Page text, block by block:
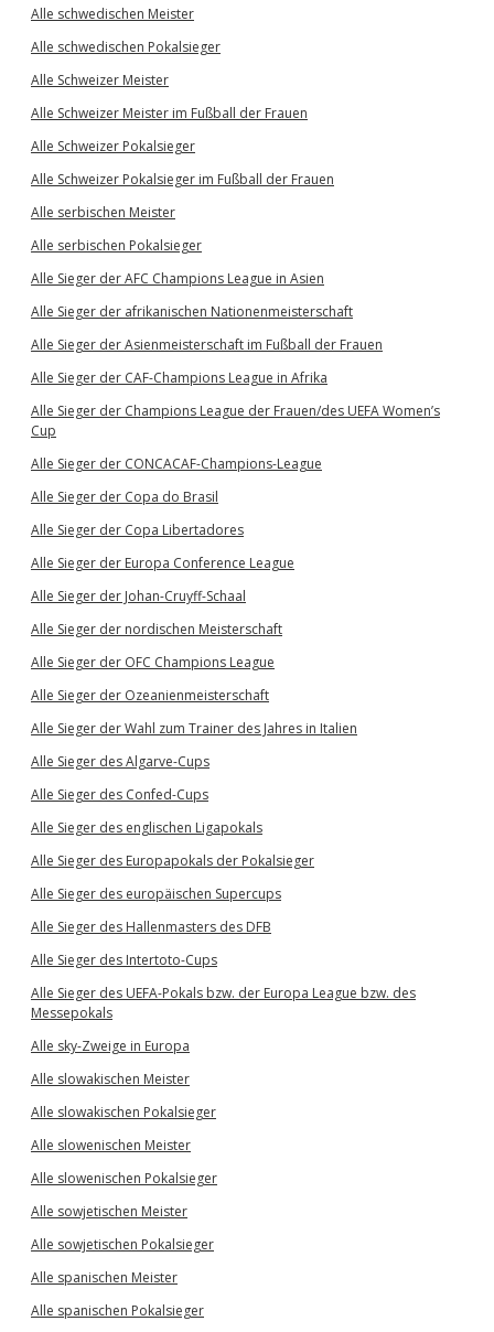
Alle schwedischen Meister
Alle schwedischen Pokalsieger
Alle Schweizer Meister
Alle Schweizer Meister im Fußball der Frauen
Alle Schweizer Pokalsieger
Alle Schweizer Pokalsieger im Fußball der Frauen
Alle serbischen Meister
Alle serbischen Pokalsieger
Alle Sieger der AFC Champions League in Asien
Alle Sieger der afrikanischen Nationenmeisterschaft
Alle Sieger der Asienmeisterschaft im Fußball der Frauen
Alle Sieger der CAF-Champions League in Afrika
Alle Sieger der Champions League der Frauen/des UEFA Women’s
Cup
Alle Sieger der CONCACAF-Champions-League
Alle Sieger der Copa do Brasil
Alle Sieger der Copa Libertadores
Alle Sieger der Europa Conference League
Alle Sieger der Johan-Cruyff-Schaal
Alle Sieger der nordischen Meisterschaft
Alle Sieger der OFC Champions League
Alle Sieger der Ozeanienmeisterschaft
Alle Sieger der Wahl zum Trainer des Jahres in Italien
Alle Sieger des Algarve-Cups
Alle Sieger des Confed-Cups
Alle Sieger des englischen Ligapokals
Alle Sieger des Europapokals der Pokalsieger
Alle Sieger des europäischen Supercups
Alle Sieger des Hallenmasters des DFB
Alle Sieger des Intertoto-Cups
Alle Sieger des UEFA-Pokals bzw. der Europa League bzw. des
Messepokals
Alle sky-Zweige in Europa
Alle slowakischen Meister
Alle slowakischen Pokalsieger
Alle slowenischen Meister
Alle slowenischen Pokalsieger
Alle sowjetischen Meister
Alle sowjetischen Pokalsieger
Alle spanischen Meister
Alle spanischen Pokalsieger